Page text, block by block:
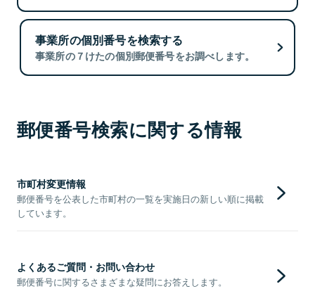
事業所の個別番号を検索する
事業所の７けたの個別郵便番号をお調べします。
郵便番号検索に関する情報
市町村変更情報
郵便番号を公表した市町村の一覧を実施日の新しい順に掲載
しています。
よくあるご質問・お問い合わせ
郵便番号に関するさまざまな疑問にお答えします。